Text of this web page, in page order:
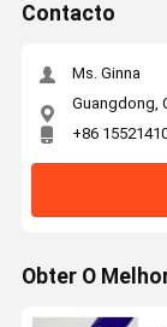
Contacto
Ms. Ginna
Guangdong,
+86
Obter O